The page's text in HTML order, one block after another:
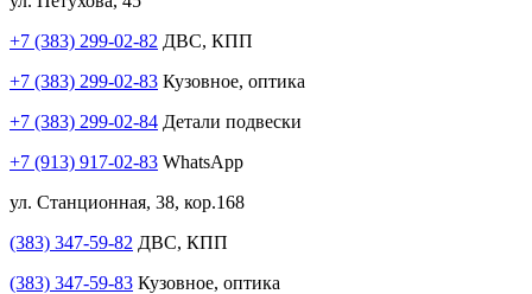
+7 (383) 299-02-82 ДВС, КПП
+7 (383) 299-02-83 Кузовное, оптика
+7 (383) 299-02-84 Детали подвески
+7 (913) 917-02-83 WhatsApp
ул. Станционная, 38, кор.168
(383) 347-59-82 ДВС, КПП
(383) 347-59-83 Кузовное, оптика